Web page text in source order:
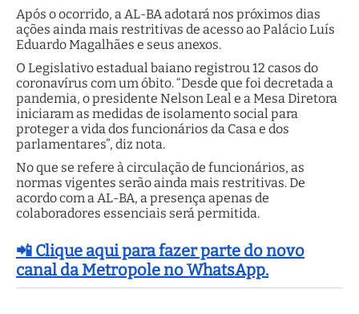
Após o ocorrido, a AL-BA adotará nos próximos dias
ações ainda mais restritivas de acesso ao Palácio Luís
Eduardo Magalhães e seus anexos.
O Legislativo estadual baiano registrou 12 casos do
coronavírus com um óbito. “Desde que foi decretada a
pandemia, o presidente Nelson Leal e a Mesa Diretora
iniciaram as medidas de isolamento social para
proteger a vida dos funcionários da Casa e dos
parlamentares”, diz nota.
No que se refere à circulação de funcionários, as
normas vigentes serão ainda mais restritivas. De
acordo com a AL-BA, a presença apenas de
colaboradores essenciais será permitida.
📲 Clique aqui para fazer parte do novo
canal da Metropole no WhatsApp.